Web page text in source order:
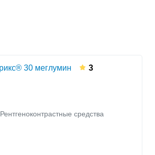
30 меглумин 3
Рентгеноконтрастные средства